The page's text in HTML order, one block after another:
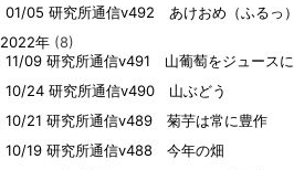
01/05 研究所通信v492 あけおめ（ふるっ）
2022年(8)
11/09 研究所通信v491 山葡萄をジュースに
10/24 研究所通信v490 山ぶどう
10/21 研究所通信v489 菊芋は常に豊作
10/19 研究所通信v488 今年の畑